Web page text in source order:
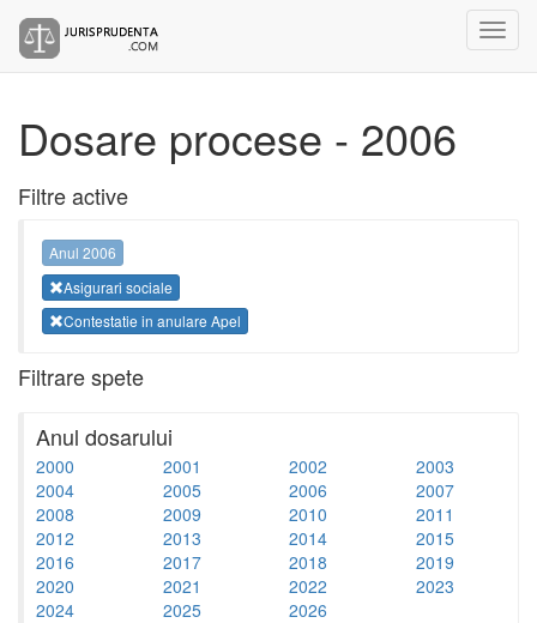
Dosare procese - 2006
Filtre active
Anul 2006
Asigurari sociale
Contestatie in anulare Apel
Filtrare spete
Anul dosarului
2000 2001 2002
2003
2004
2005 2006
2007
2008
2009 2010
2011
2012
2013 2014
2015
2016
2017 2018
2019
2020
2021 2022
2023
2024
2025 2026